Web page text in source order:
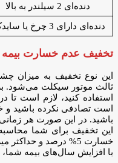
دنده‌ای 2 سیلندر به بالا
دنده‌ای دارای 3 چرخ یا سایدکار
تخفیف عدم خسارت
این نوع تخفیف به
ثالث موتور سیکلت می‌شود.
استفاده کنید، لازم است تا
است تصادفی نکرده باشید و
باشید. در این صورت هر زمانی
این تخفیف برای شما
با افزایش سال‌های بیمه شما،